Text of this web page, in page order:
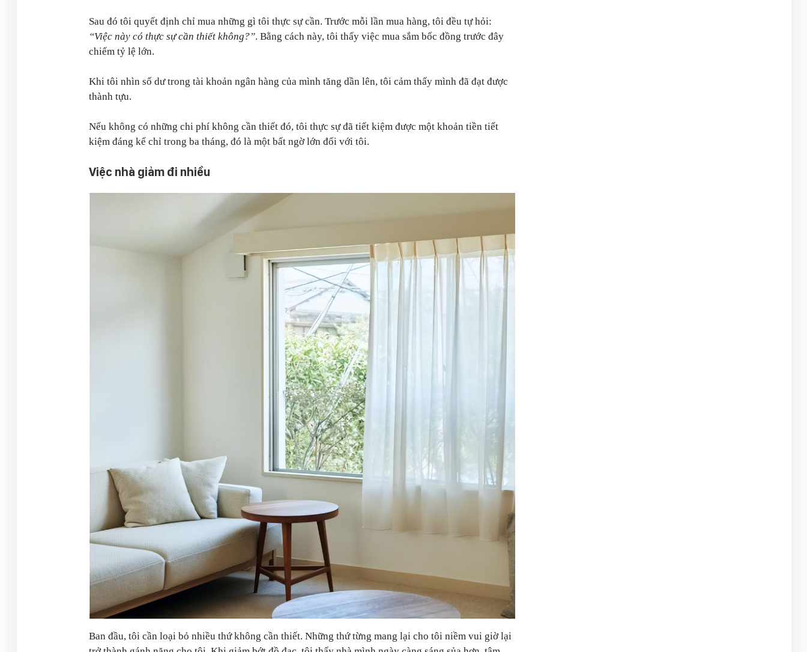
Sau đó tôi quyết định chỉ mua những gì tôi thực sự cần. Trước mỗi lần mua hàng, tôi đều tự hỏi:
“Việc này có thực sự cần thiết không?”. Bằng cách này, tôi thấy việc mua sắm bốc đồng trước đây
chiếm tỷ lệ lớn.
Khi tôi nhìn số dư trong tài khoản ngân hàng của mình tăng dần lên, tôi cảm thấy mình đã đạt được
thành tựu.
Nếu không có những chi phí không cần thiết đó, tôi thực sự đã tiết kiệm được một khoản tiền tiết
kiệm đáng kể chỉ trong ba tháng, đó là một bất ngờ lớn đối với tôi.
Việc nhà giảm đi nhiều
Ban đầu, tôi cần loại bỏ nhiều thứ không cần thiết. Những thứ từng mang lại cho tôi niềm vui giờ lại